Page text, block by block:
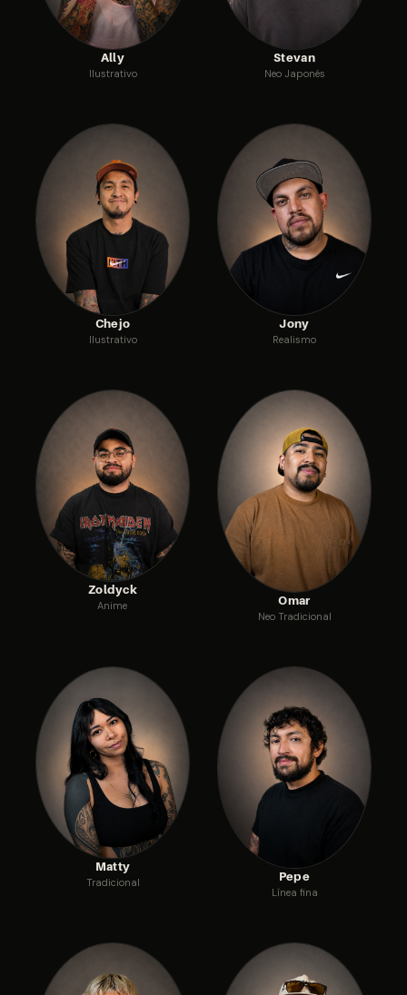
Ally
Ilustrativo
Stevan
Neo Japonés
Chejo
Ilustrativo
Jony
Realismo
Zoldyck
Anime Omar
Neo Tradicional
Matty
Tradicional Pepe
Línea fina